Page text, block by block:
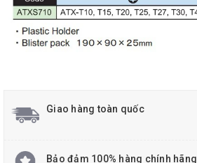
Giao hàng toàn quốc
Bảo đảm 100% hàng chính hãng